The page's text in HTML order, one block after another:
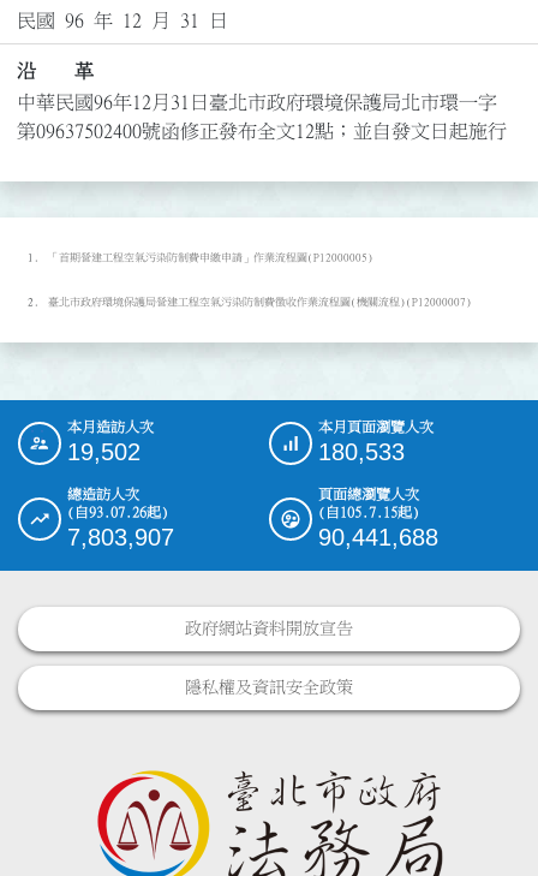
民國 96 年 12 月 31 日
沿 革
中華民國96年12月31日臺北市政府環境保護局北市環一字
第09637502400號函修正發布全文12點；並自發文日起施行
「首期營建工程空氣污染防制費申繳申請」作業流程圖(P12000005)
臺北市政府環境保護局營建工程空氣污染防制費徵收作業流程圖(機關流程)(P12000007)
::: 本月造訪人次
19,502
本月頁面瀏覽人次
180,533
總造訪人次
(自93.07.26起)
7,803,907
頁面總瀏覽人次
(自105.7.15起)
90,441,688
政府網站資料開放宣告
隱私權及資訊安全政策